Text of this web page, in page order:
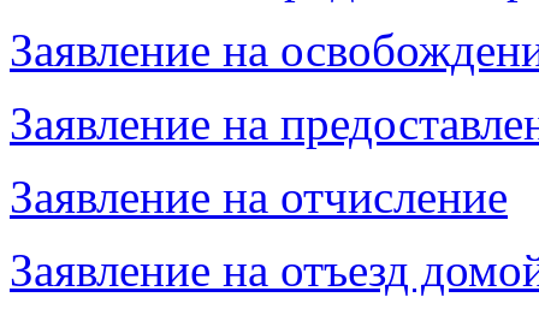
Заявление на
Заявление на
Заявление на отчисление
Заявление на отъезд